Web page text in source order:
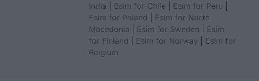
India
Esim for Chile Esim for Peru
Esim for Poland
Esim for North
Macedonia
Esim for Sweden
Esim
for Finland
Esim for Norway
Esim for
Belgium